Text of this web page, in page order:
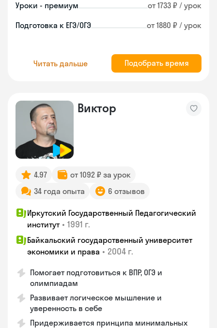
Уроки - премиум от 1733 ₽ / урок
Подготовка к ЕГЭ/ОГЭ от 1880 ₽ / урок
Читать дальше Подобрать время
Виктор
4.97
от 1092 ₽ за урок
34 года опыта
6 отзывов
Иркутский Государственный Педагогический
институт • 1991 г.
Байкальский государственный университет
экономики и права • 2004 г.
Помогает подготовиться к ВПР, ОГЭ и
олимпиадам
Развивает логическое мышление и
уверенность в себе
Придерживается принципа минимальных